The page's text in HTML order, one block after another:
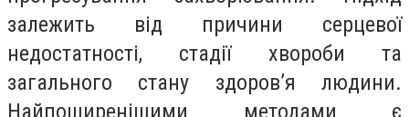
залежить від причини серцевої
недостатності, стадії хвороби та
загального стану здоров’я людини.
Найпоширенішими методами є